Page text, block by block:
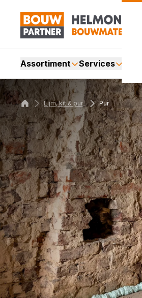
Assortiment Services
Lijm, kit & pur Pur